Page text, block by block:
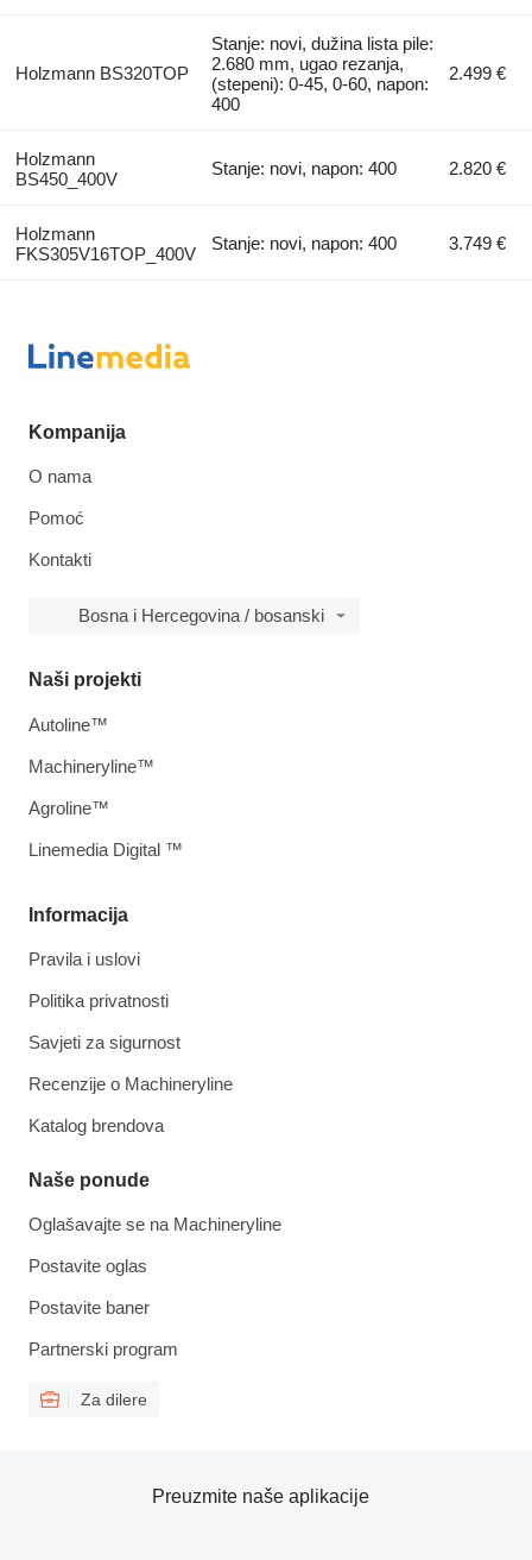
Holzmann BS320TOP
Stanje: novi, dužina lista pile:
2.680 mm, ugao rezanja,
(stepeni): 0-45, 0-60, napon:
400
2.499 €
Holzmann
BS450_400V
Stanje: novi, napon: 400 2.820 €
Holzmann
FKS305V16TOP_400V
Stanje: novi, napon: 400 3.749 €
Kompanija
O nama
Pomoć
Kontakti
Bosna i Hercegovina / bosanski
Informacija
Pravila i uslovi
Politika privatnosti
Savjeti za sigurnost
Recenzije o Machineryline
Katalog brendova
Naše ponude
Oglašavajte se na Machineryline
Postavite oglas
Postavite baner
Partnerski program
Za dilere
Naši projekti
Autoline™
Machineryline™
Agroline™
Linemedia Digital ™
Preuzmite naše aplikacije